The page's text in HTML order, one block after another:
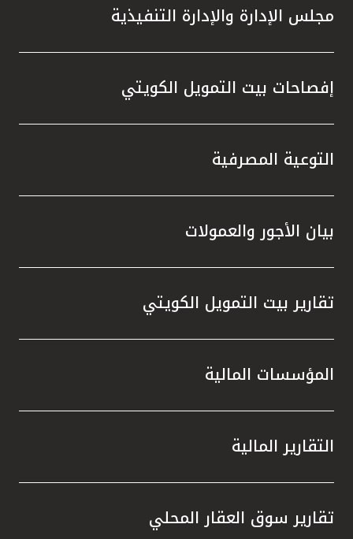
مجلس الإدارة والإدارة التنفيذية
إفصاحات بيت التمويل الكويتي
التوعية المصرفية
بيان الأجور والعمولات
تقارير بيت التمويل الكويتي
المؤسسات المالية
التقارير المالية
تقارير سوق العقار المحلي